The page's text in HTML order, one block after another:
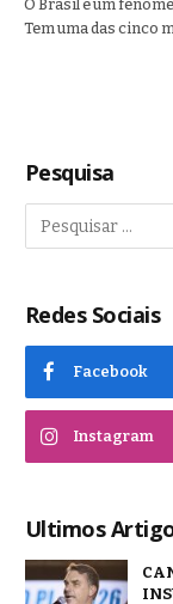
O Brasil é um
Tem uma das cinco
Pesquisa
Redes Sociais
Facebook
Instagram
Ultimos